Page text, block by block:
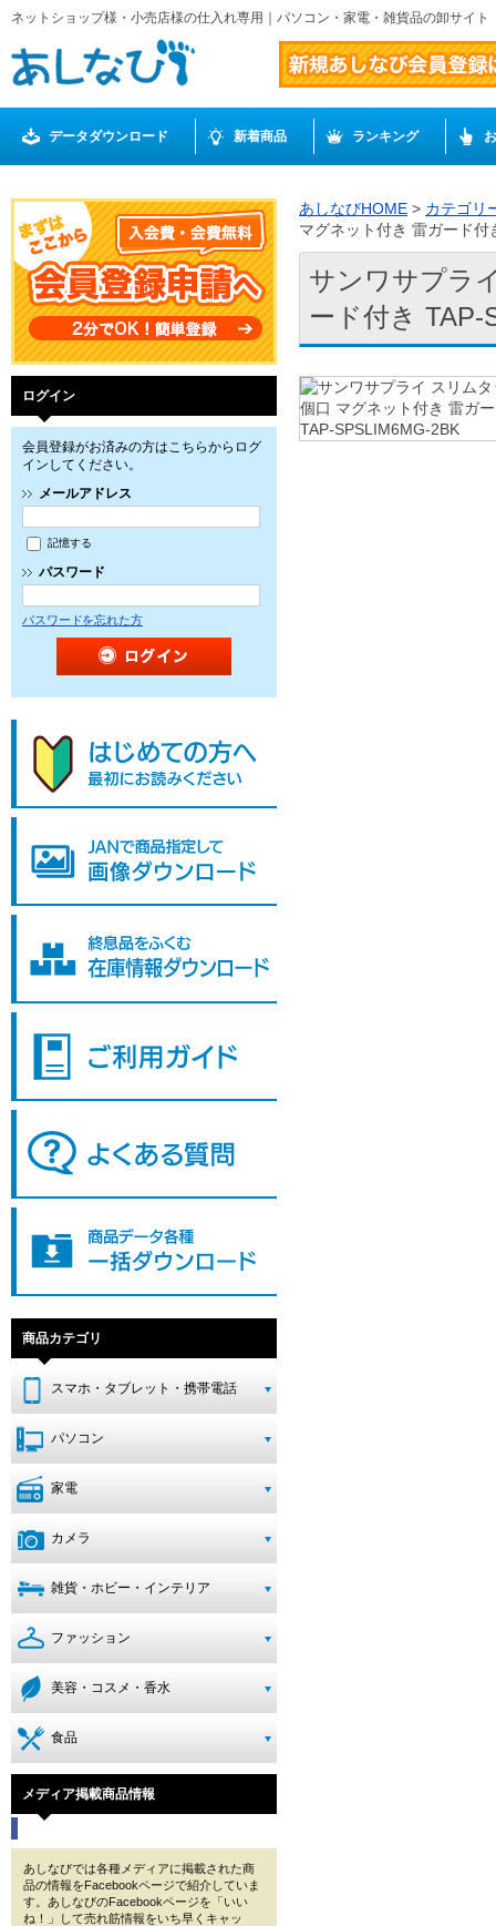
ネットショップ様・小売店様の仕入れ専用｜パソコン・家電・雑貨品の卸サイ
データダウンロード 新着商品 ランキング
ログイン
会員登録がお済みの方はこちらからログ
インしてください。
メールアドレス
記憶する
パスワード
パスワードを忘れた方
商品カテゴリ
スマホ・タブレット・携帯電話
パソコン
家電
カメラ
雑貨・ホビー・インテリア
ファッション
美容・コスメ・香水
食品
メディア掲載商品情報
あしなびでは各種メディアに掲載された商
品の情報をFacebookページで紹介していま
す。あしなびのFacebookページを「いい
ね！」して売れ筋情報をいち早くキャッ
あしなびHOME > カテゴリ
マグネット付き 雷ガード
サンワサプラ
ード付き TAP-